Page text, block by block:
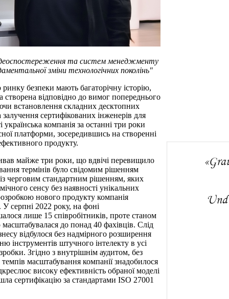
та систем менеджменту
зміни технологічних поколінь"
ринку безпеки мають багаторічну історію,
створена відповідно до вимог попереднього
встановлення складних десктопних
залучення сертифікованих інженерів для
компанія за останні три роки
платформи, зосередившись на створенні
продукту.
майже три роки, що вдвічі перевищило
термінів було свідомим рішенням
черговим стандартним рішенням, яких
сенсу без наявності унікальних
нового продукту компанія
серпні 2022 року, на фоні
лише 15 співробітників, проте станом
до понад 40 фахівців. Слід
відбулося без надмірного розширення
інструментів штучного інтелекту в усі
Згідно з внутрішнім аудитом, без
масштабування компанії знадобилося
високу ефективність обраної моделі
сертифікацію за стандартами ISO 27001